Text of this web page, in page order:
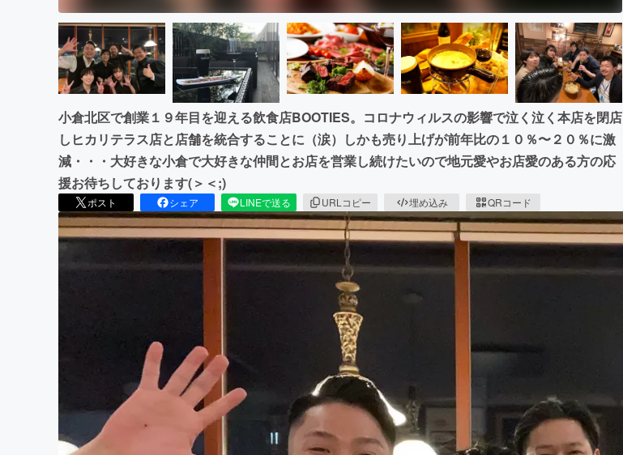
小倉北区で創業１９年目を迎える飲食店BOOTIES。コロナウィルスの影響で泣く泣く本店を閉店
しヒカリテラス店と店舗を統合することに（涙）しかも売り上げが前年比の１０％〜２０％に激
減・・・大好きな小倉で大好きな仲間とお店を営業し続けたいので地元愛やお店愛のある方の応
援お待ちしております(＞＜;)
ポスト シェア LINEで送る URLコピー 埋め込み QRコード